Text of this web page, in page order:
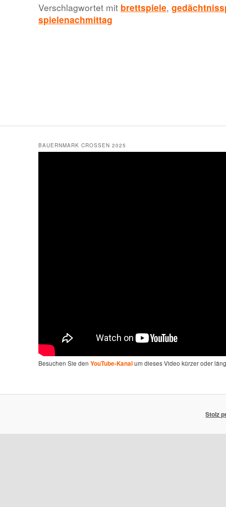
Verschlagwortet mit brettspiele,
spielenachmittag
BAUERNMARK CROSSEN 2025
Besuchen Sie den YouTube-Kanalum dieses Video kürzer oder
Stolz